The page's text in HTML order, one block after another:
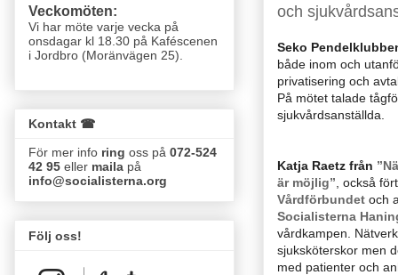
och
Seko
både inom och
privatisering och
På mötet talade
sjukvårdsanställda.
Katja Raetz från
är möjlig” , också
Vårdförbundet och
Socialisterna
vårdkampen.
sjuksköterskor men
med patienter och
Veckomöten:
Vi har möte varje vecka på
onsdagar kl 18.30 på Kaféscenen
i Jordbro (Moränvägen 25)
Kontakt ☎
För mer info ring oss på 072-524
42 95 eller maila på
info@socialisterna.org
Följ oss!